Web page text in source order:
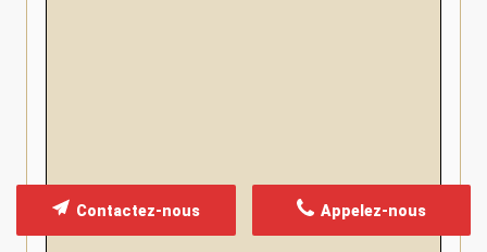
Appelez-nous
Contactez-nous